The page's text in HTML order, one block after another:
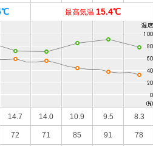
最高気温 15.4℃
14.7 14.0 10.9 9.5 8.3
72 71 85 91 78